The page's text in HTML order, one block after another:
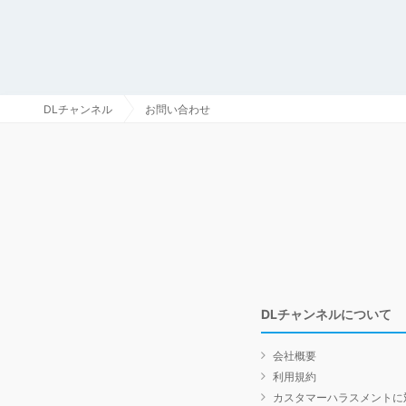
DLチャンネル お問い合わせ
DLチャンネルについて
会社概要
利用規約
カスタマーハラスメント